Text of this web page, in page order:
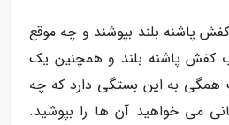
پاشنه بلند بپوشند و چه موقع
کفش پاشنه بلند و همچنین یک
به این بستگی دارد که چه
می خواهید آن ها را بپوشید.